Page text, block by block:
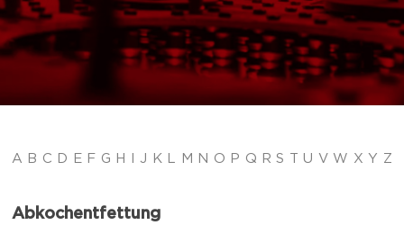
A B C D E F G H J K L M N O P Q R S U V W X Y Z
Abkochentfettung